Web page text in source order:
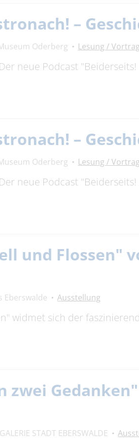
–
Oderberg Lesung / Vortrag
neue Podcast
–
Oderberg Lesung / Vortrag
neue Podcast
und Flossen"
Eberswalde Ausstellung
widmet sich der
zwei
STADT EBERSWALDE